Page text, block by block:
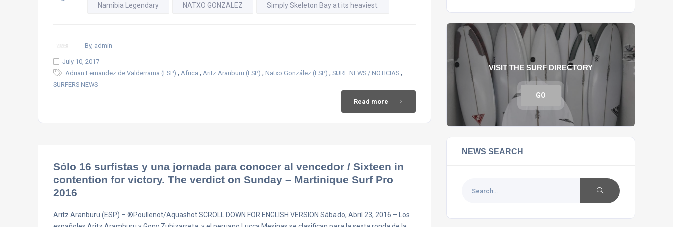
Namibia Legendary NATXO GONZALEZ Simply Skeleton Bay at its heaviest.
By, admin
July 10, 2017
Adrian Fernandez de Valderrama (ESP) , Africa , Aritz Aranburu (ESP) , Natxo González (ESP) , SURF NEWS / NOTICIAS ,
SURFERS NEWS
Read more
Sólo 16 surfistas y una jornada para conocer al vencedor / Sixteen in
contention for victory. The verdict on Sunday – Martinique Surf Pro
2016
Aritz Aranburu (ESP) – ®Poullenot/Aquashot SCROLL DOWN FOR ENGLISH VERSION Sábado, Abril 23, 2016 – Los
VISIT THE SURF DIRECTORY
GO
NEWS SEARCH